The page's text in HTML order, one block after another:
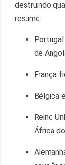
destruindo
resumo:
Portugal
de
França
Bélgica
Reino
África